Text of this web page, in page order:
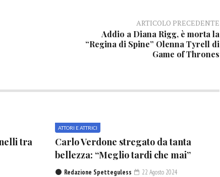
ARTICOLO PRECEDENTE
Addio a Diana Rigg, è morta la
“Regina di Spine” Olenna Tyrell di
Game of Thrones
tra
ATTORI E ATTRICI
Carlo Verdone stregato da tanta
bellezza: “Meglio tardi che mai”
Redazione Spetteguless 22 Agosto 2024